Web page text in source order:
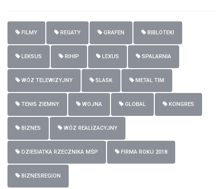
FILMY REGATY GRAFEN BIBLOTEKI
LEKSUS RIHIP LEXUS SPALARNIA
WÓZ TELEWIZYJNY SLASK METAL TIM
TENIS ZIEMNY WOJNA GLOBAL KONGRES
BIZNES WÓZ REALIZACYJNY
DZIESIATKA RZECZNIKA MŚP FIRMA ROKU 2018
BIZNESREGION